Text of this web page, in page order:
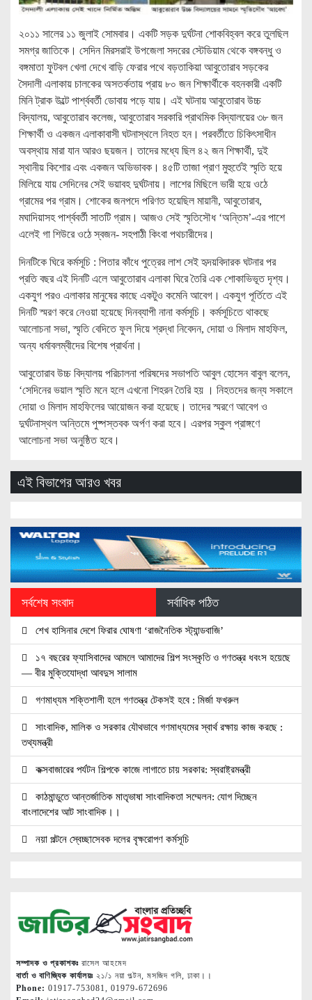
২০১১ সালের ১১ জুলাই সোমবার। একটি সড়ক দুর্ঘটনা শোকবিহ্বল করে তুলছিল
সমগ্র জাতিকে। সেদিন মিরসরাই উপজেলা সদরের স্টেডিয়াম থেকে বঙ্গবন্ধু ও
বঙ্গমাতা ফুটবল খেলা দেখে বাড়ি ফেরার পথে বড়তাকিয়া আবুতোরাব সড়কের
সৈদালী এলাকায় চালকের অসতর্কতায় প্রায় ৮০ জন শিক্ষার্থীকে বহনকারী একটি
মিনি ট্রাক উল্টে পার্শ্ববর্তী ডোবায় পড়ে যায়। এই ঘটনায় আবুতোরাব উচ্চ
বিদ্যালয়, আবুতোরাব কলেজ, আবুতোরাব সরকারি প্রাথমিক বিদ্যালয়ের ৩৮ জন
শিক্ষার্থী ও একজন এলাকাবাসী ঘটনাস্থলে নিহত হন। পরবর্তীতে চিকিৎসাধীন
অবস্থায় মারা যান আরও ছয়জন। তাদের মধ্যে ছিল ৪২ জন শিক্ষার্থী, দুই
স্থানীয় কিশোর এবং একজন অভিভাবক। ৪৫টি তাজা প্রাণ মুহুর্তেই স্মৃতি হয়ে
মিলিয়ে যায় সেদিনের সেই ভয়াবহ দুর্ঘটনায়। লাশের মিছিলে ভারী হয়ে ওঠে
গ্রামের পর গ্রাম। শোকের জনপদে পরিণত হয়েছিল মায়ানী, আবুতোরাব,
মঘাদিয়াসহ পার্শ্ববর্তী সাতটি গ্রাম। আজও সেই স্মৃতিসৌধ ‘অন্তিম’-এর পাশে
এলেই গা শিউরে ওঠে স্বজন- সহপাঠী কিংবা পথচারীদের।
দিনটিকে ঘিরে কর্মসূচি : পিতার কাঁধে পুত্রের লাশ সেই হৃদয়বিদারক ঘটনার পর
প্রতি বছর এই দিনটি এলে আবুতোরাব এলাকা ঘিরে তৈরি এক শোকাভিভূত দৃশ্য।
একযুগ পরও এলাকার মানুষের কাছে একটুও কমেনি আবেগ। একযুগ পূর্তিতে এই
দিনটি স্মরণ করে নেওয়া হয়েছে দিনব্যাপী নানা কর্মসূচি। কর্মসূচিতে থাকছে
আলোচনা সভা, স্মৃতি বেদিতে ফুল দিয়ে শ্রদ্ধা নিবেদন, দোয়া ও মিলাদ মাহফিল,
অন্য ধর্মাবলম্বীদের বিশেষ প্রার্থনা।
আবুতোরাব উচ্চ বিদ্যালয় পরিচালনা পরিষদের সভাপতি আবুল হোসেন বাবুল বলেন,
‘সেদিনের ভয়াল স্মৃতি মনে হলে এখনো শিহরন তৈরি হয় । নিহতদের জন্য সকালে
দোয়া ও মিলাদ মাহফিলের আয়োজন করা হয়েছে। তাদের স্মরণে আবেগ ও
দুর্ঘটনাস্থল অন্তিমে পুষ্পস্তবক অর্পণ করা হবে। এরপর স্কুল প্রাঙ্গণে
আলোচনা সভা অনুষ্ঠিত হবে।
এই বিভাগের আরও খবর
সর্বশেষ সংবাদ সর্বাধিক পঠিত
শেখ হাসিনার দেশে ফিরার ঘোষণা ‘রাজনৈতিক স্ট্যান্ডবাজি’
১৭ বছরের ফ্যাসিবাদের আমলে আমাদের শিল্প সংস্কৃতি ও গণতন্ত্র ধবংস হয়েছে
— বীর মুক্তিযোদ্ধা আবদুস সালাম
গণমাধ্যম শক্তিশালী হলে গণতন্ত্র টেকসই হবে : মির্জা ফখরুল
সাংবাদিক, মালিক ও সরকার যৌথভাবে গণমাধ্যমের স্বার্থ রক্ষায় কাজ করছে :
তথ্যমন্ত্রী
কক্সবাজারের পর্যটন শিল্পকে কাজে লাগাতে চায় সরকার: স্বরাষ্ট্রমন্ত্রী
কাঠমান্ডুতে আন্তর্জাতিক মাতৃভাষা সাংবাদিকতা সম্মেলন: যোগ দিচ্ছেন
বাংলাদেশের আট সাংবাদিক।।
নয়া পল্টনে স্বেচ্ছাসেবক দলের বৃক্ষরোপণ কর্মসূচি
বেসামরিক দায়িত্ব নেওয়ার পর প্রথম থাইল্যান্ড সফরে মিয়ানমারের প্রেসিডেন্ট
নোবিপ্রবিতে যথাযোগ্য মর্যাদায় জুলাই গণঅভ্যুত্থান দিবস পালিত
সম্পাদক ও প্রকাশকঃ রাসেল আহমেদ
বার্তা ও বাণিজ্যিক কার্যালয়ঃ ২১/১ নয়া পল্টন, মসজিদ গলি, ঢাকা।।
Phone: 01917-753081, 01979-672696